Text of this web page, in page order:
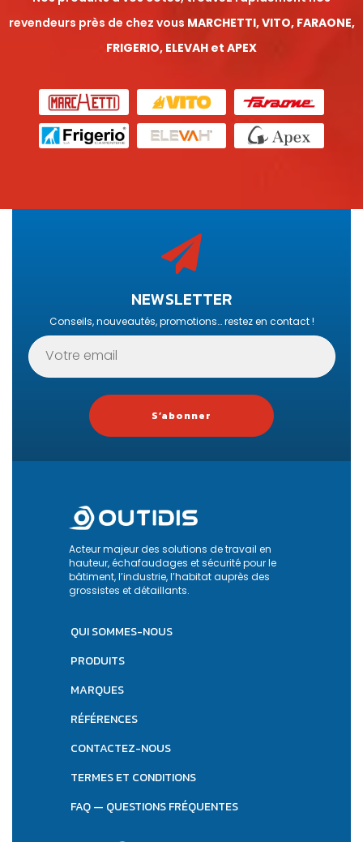
revendeurs près de chez vous MARCHETTI, VITO, FARAONE,
FRIGERIO, ELEVAH et APEX
NEWSLETTER
Conseils, nouveautés, promotions… restez en contact !
S’abonner
Acteur majeur des solutions de travail en
hauteur, échafaudages et sécurité pour le
bâtiment, l’industrie, l’habitat auprès des
grossistes et détaillants.
QUI SOMMES-NOUS
PRODUITS
MARQUES
RÉFÉRENCES
CONTACTEZ-NOUS
TERMES ET CONDITIONS
FAQ — QUESTIONS FRÉQUENTES